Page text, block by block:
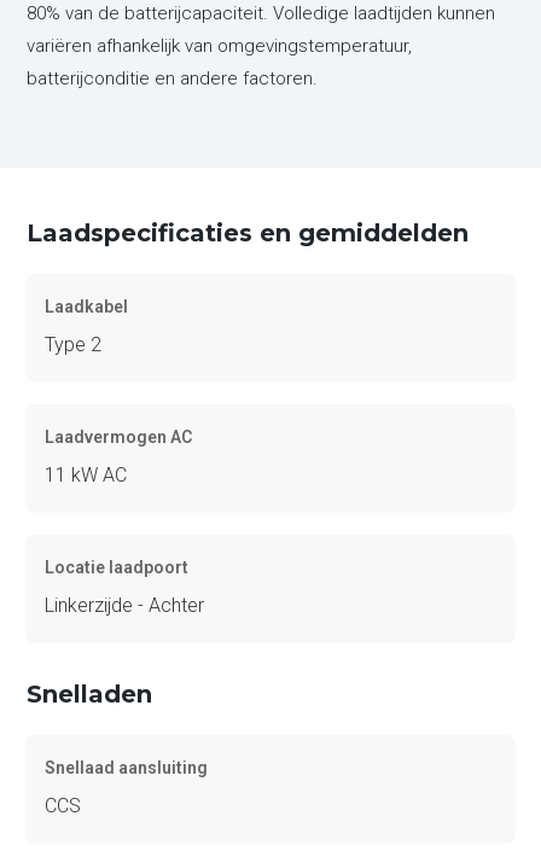
80% van de batterijcapaciteit. Volledige laadtijden kunnen
variëren afhankelijk van omgevingstemperatuur,
batterijconditie en andere factoren.
Laadspecificaties en gemiddelden
Laadkabel
Type 2
Laadvermogen AC
11 kW AC
Locatie laadpoort
Linkerzijde - Achter
Snelladen
Snellaad aansluiting
CCS